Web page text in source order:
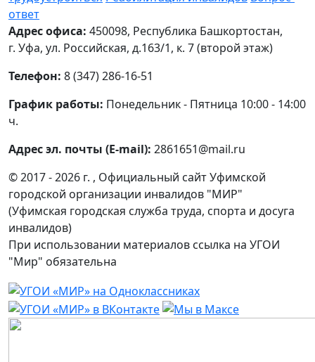
ответ
Адрес офиса: 450098, Республика Башкортостан,
г. Уфа, ул. Российская, д.163/1, к. 7 (второй этаж)
Телефон: 8 (347) 286-16-51
График работы: Понедельник - Пятница 10:00 - 14:00
ч.
Адрес эл. почты (E-mail): 2861651@mail.ru
© 2017 - 2026 г. , Официальный сайт Уфимской
городской организации инвалидов "МИР"
(Уфимская городская служба труда, спорта и досуга
инвалидов)
При использовании материалов ссылка на УГОИ
"Мир" обязательна